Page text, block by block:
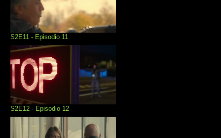
S2E11 - Episodio 11
S2E12 - Episodio 12